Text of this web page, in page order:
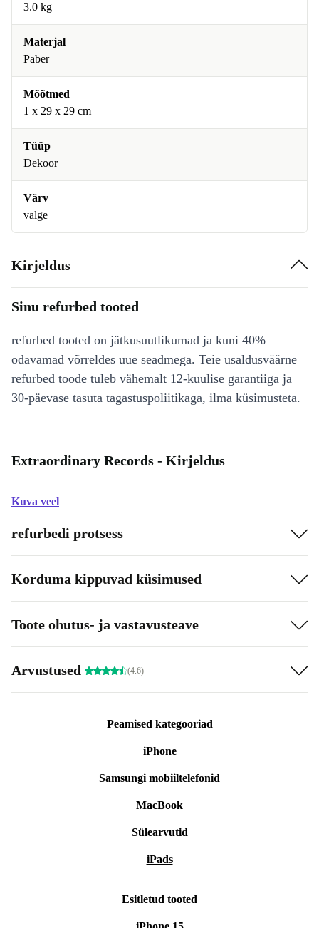
3.0 kg
Materjal
Paber
Mõõtmed
1 x 29 x 29 cm
Tüüp
Dekoor
Värv
valge
Kirjeldus
Sinu refurbed tooted
refurbed tooted on jätkusuutlikumad ja kuni 40%
odavamad võrreldes uue seadmega. Teie usaldusväärne
refurbed toode tuleb vähemalt 12-kuulise garantiiga ja
30-päevase tasuta tagastuspoliitikaga, ilma küsimusteta.
Extraordinary Records - Kirjeldus
Kuva veel
refurbedi protsess
Korduma kippuvad küsimused
Toote ohutus- ja vastavusteave
Arvustused (4.6)
Peamised kategooriad
iPhone
Samsungi mobiiltelefonid
MacBook
Sülearvutid
iPads
Esitletud tooted